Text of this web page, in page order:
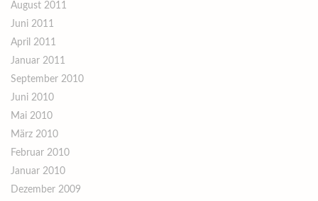
August 2011
Juni 2011
April 2011
Januar 2011
September 2010
Juni 2010
Mai 2010
März 2010
Februar 2010
Januar 2010
Dezember 2009